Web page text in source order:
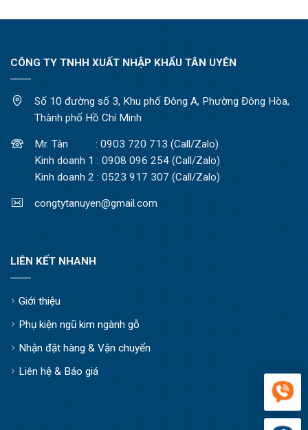
CÔNG TY TNHH XUẤT NHẬP KHẨU TÂN UYÊN
Số 10 đường số 3, Khu phố Đông A, Phường Đông Hòa,
Thành phố Hồ Chí Minh
Mr. Tân : 0903 720 713 (Call/Zalo)
Kinh doanh 1 : 0908 096 254 (Call/Zalo)
Kinh doanh 2 : 0523 917 307 (Call/Zalo)
congtytanuyen@gmail.com
LIÊN KẾT NHANH
Giới thiệu
Phụ kiện ngũ kim ngành gỗ
Nhận đặt hàng & Vận chuyển
Liên hệ & Báo giá